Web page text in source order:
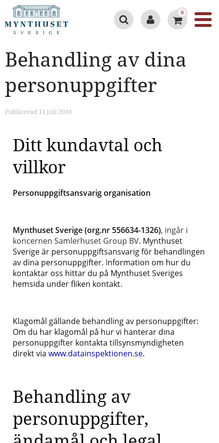
0
Behandling av dina
personuppgifter
Publicerad 11 juli 2018
Ditt kundavtal och
villkor
Personuppgiftsansvarig organisation
Mynthuset Sverige (org.nr 556634-1326), ingår i
koncernen Samlerhuset Group BV. Mynthuset
Sverige är personuppgiftsansvarig för behandlingen
av dina personuppgifter. Information om hur du
kontaktar oss hittar du på Mynthuset Sveriges
hemsida under fliken kontakt.
Klagomål gällande behandling av personuppgifter:
Om du har klagomål på hur vi hanterar dina
personuppgifter kontakta tillsynsmyndigheten
direkt via www.datainspektionen.se.
Behandling av
personuppgifter,